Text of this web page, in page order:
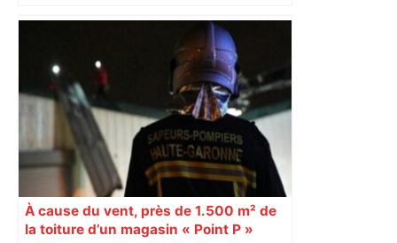
vivant avec des troubles psychiques,
des soignants et des cyclotouristes.
« La Croix » a participé en septembre à
sa septième édition, du Mont-Saint-
Michel à Toulouse.
À cause du vent, près de 1.500 m² de
la toiture d’un magasin « Point P »